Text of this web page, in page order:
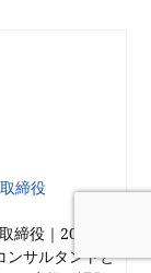
締役
締役｜2021年
サルタントと